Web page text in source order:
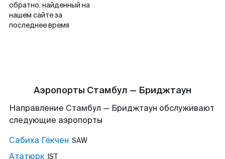
обратно, найденный на
нашем сайте за
последнее время
Аэропорты Стамбул — Бриджтаун
Направление Стамбул — Бриджтаун обслуживают
следующие аэропорты
Сабиха Гёкчен SAW
Ататюрк IST